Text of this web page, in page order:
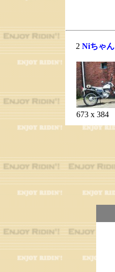
2 Niちゃん
673 x 384